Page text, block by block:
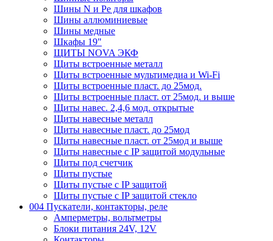
Шины N и Pe для шкафов
Шины аллюминиевые
Шины медные
Шкафы 19"
ЩИТЫ NOVA ЭКФ
Щиты встроенные металл
Щиты встроенные мультимедиа и Wi-Fi
Щиты встроенные пласт. до 25мод.
Щиты встроенные пласт. от 25мод. и выше
Щиты навес. 2,4,6 мод. открытые
Щиты навесные металл
Щиты навесные пласт. до 25мод
Щиты навесные пласт. от 25мод и выше
Щиты навесные с IP защитой модульные
Щиты под счетчик
Щиты пустые
Щиты пустые с IP защитой
Щиты пустые с IP защитой стекло
004 Пускатели, контакторы, реле
Амперметры, вольтметры
Блоки питания 24V, 12V